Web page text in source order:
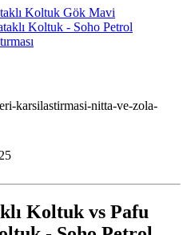
Koltuk Gök Mavi
Koltuk - Soho Petrol
karsilastirmasi-nitta-ve-zola-
Koltuk vs Pafu